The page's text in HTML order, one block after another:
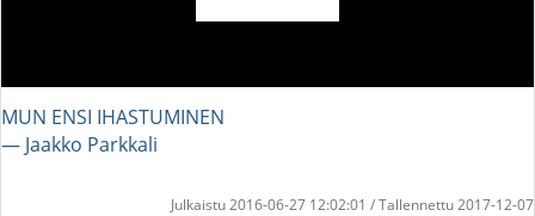
MUN ENSI IHASTUMINEN
― Jaakko Parkkali
Julkaistu 2016-06-27 12:02:01 / Tallennettu 2017-12-07